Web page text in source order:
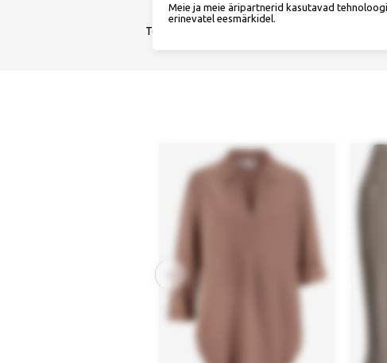
service@bonprix.net
Toote number
Meie ja meie äripartnerid kasutavad
erinevatel eesmärkidel.